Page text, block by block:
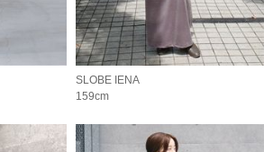
SLOBE IENA
159cm